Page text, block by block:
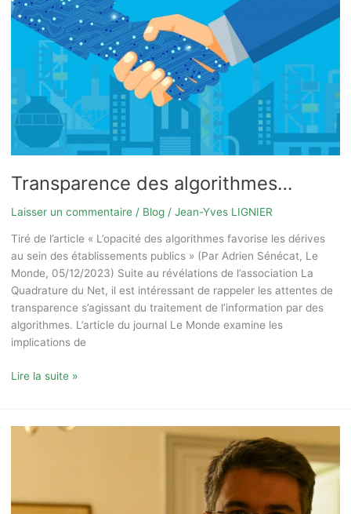
Transparence des algorithmes…
Laisser un commentaire / Blog/ Jean-Yves LIGNIER
Tiré de l’article « L’opacité des algorithmes favorise les dérives
au sein des établissements publics » (Par Adrien Sénécat, Le
Monde, 05/12/2023) Suite au révélations de l’association La
Quadrature du Net, il est intéressant de rappeler les attentes de
transparence s’agissant du traitement de l’information par des
algorithmes. L’article du journal Le Monde examine les
implications de
algorithmes…
Lire la suite »
Robert